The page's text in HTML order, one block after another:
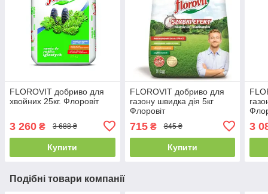
FLOROVIT добриво для
хвойних 25кг. Флоровіт
3 260 ₴ 3 688 ₴
Купити
FLOROVIT добриво для
газону швидка дія 5кг
Флоровіт
715₴ 845 ₴
Купити
3
Подібні товари компанії